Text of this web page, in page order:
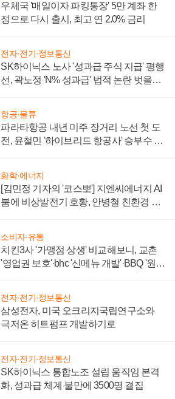
우체국 '매일이자 파킹통장' 5만 계좌 한
정으로 다시 출시, 최고 연 2.0% 금리
전자·전기·정보통신
SK하이닉스 노사 '성과급 주식 지급' 평행
선, 곽노정 'N% 성과급' 법적 논란 벗을지
항공·물류
파라타항공 내년 미주 장거리 노선 첫 도
전, 윤철민 '하이브리드 항공사' 승부수 통
화학·에너지
[김민정 기자의 '코스뽀'] 지엔씨에너지 AI
붐에 비상발전기 호황, 안병철 친환경 에
소비자·유통
치킨3사 '가맹점 상생' 비교해보니, 교촌
'영업권 보호'·bhc '신메뉴 개발'·BBQ '원가
전자·전기·정보통신
삼성전자, 미국 오크리지국립연구소와
극저온 히트펌프 개발하기로
전자·전기·정보통신
SK하이닉스 통합노조 설립 움직임 본격
화, 성과급 체계 불만에 3500명 결집